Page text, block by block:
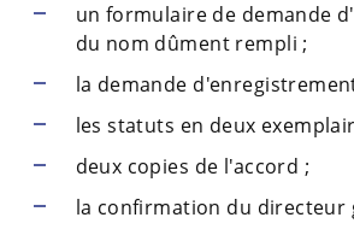
un formulaire de demande
du nom dûment rempli ;
la demande
les statuts en deux
deux copies de l'accord ;
la confirmation du directeur